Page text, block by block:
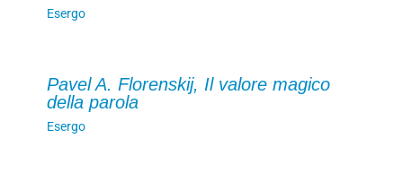
Esergo
Pavel A. Florenskij, Il valore magico
della parola
Esergo